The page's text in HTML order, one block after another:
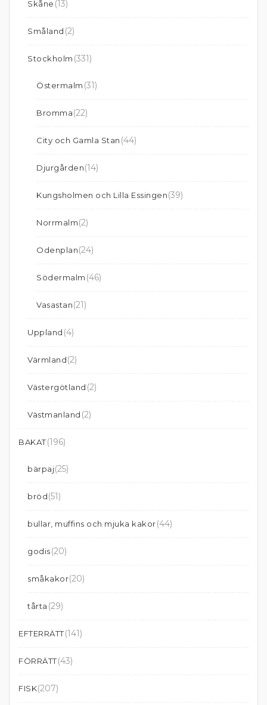
Skåne (13)
Småland (2)
Stockholm (331)
Östermalm (31)
Bromma(22)
City och Gamla Stan (44)
Djurgården(14)
Kungsholmen och Lilla Essingen(39)
Norrmalm(2)
Odenplan(24)
Södermalm (46)
Vasastan(21)
Uppland (4)
Värmland(2)
Västergötland (2)
Västmanland (2)
BAKAT(196)
bärpaj(25)
bröd(51)
bullar, muffins och mjuka kakor(44)
godis(20)
småkakor(20)
tårta (29)
EFTERRÄTT(141)
FÖRRÄTT(43)
FISK(207)